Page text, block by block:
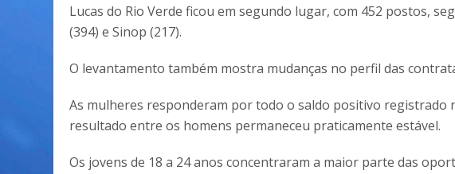
Lucas do Rio Verde ficou em segundo lugar, com 452 postos,
(394) e Sinop (217).
O levantamento também mostra mudanças no perfil das
As mulheres responderam por todo o saldo positivo registrado
resultado entre os homens permaneceu praticamente estável.
Os jovens de 18 a 24 anos concentraram a maior parte das